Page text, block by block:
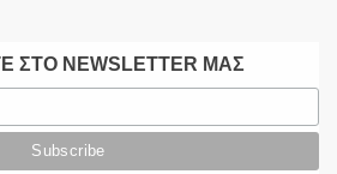
ΣΤΟ NEWSLETTER ΜΑΣ